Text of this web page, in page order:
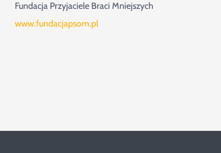
Fundacja Przyjaciele Braci Mniejszych
www.fundacjapsom.pl